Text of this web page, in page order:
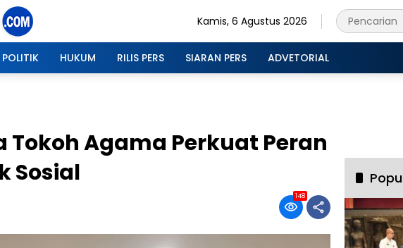
Kamis, 6 Agustus 2026
POLITIK HUKUM RILIS PERS SIARAN PERS ADVETORIAL
Tokoh Agama Perkuat Peran
Sosial
148